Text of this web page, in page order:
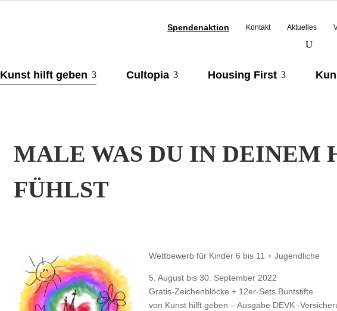
Spendenaktion Kontakt Aktuelles
Kunst hilft geben 3 Cultopia 3 Housing First 3
MALE WAS DU IN DEINEM
FÜHLST
Wettbewerb für Kinder 6 bis 11 + Jugendliche
5. August bis 30. September 2022
Gratis-Zeichenblöcke + 12er-Sets Buntstifte
von Kunst hilft geben – Ausgabe DEVK -